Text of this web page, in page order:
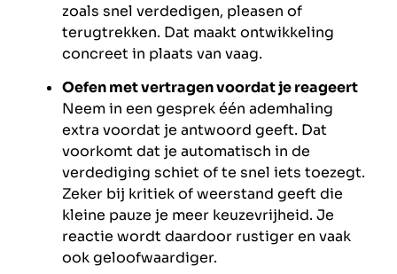
zoals snel verdedigen, pleasen of
terugtrekken. Dat maakt ontwikkeling
concreet in plaats van vaag.
Oefen met vertragen voordat je reageert
Neem in een gesprek één ademhaling
extra voordat je antwoord geeft. Dat
voorkomt dat je automatisch in de
verdediging schiet of te snel iets toezegt.
Zeker bij kritiek of weerstand geeft die
kleine pauze je meer keuzevrijheid. Je
reactie wordt daardoor rustiger en vaak
ook geloofwaardiger.